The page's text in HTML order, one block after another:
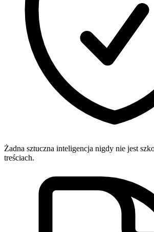
Żadna sztuczna inteligencja nigdy nie jest
treściach.